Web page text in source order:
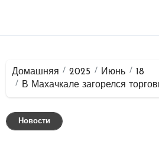
Домашняя 2025 Июнь
18
В Махачкале загорелся
Новости